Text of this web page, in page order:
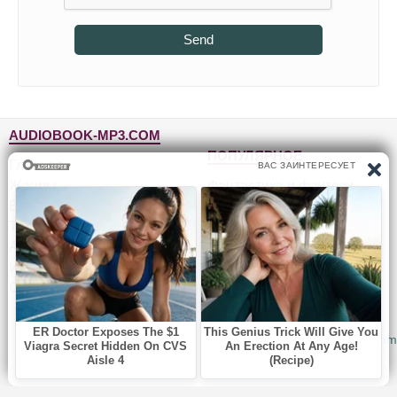
Send
AUDIOBOOK-MP3.COM
Главная
Жанры
Топ-100
Авторы
Исполнители
Обратная связь
ПОПУЛЯРНОЕ
Фантастика и фэнтези
Детективы, триллеры
Для детей
Роман, проза
Приключения
Юмор, сатира
© 2010-2026Audiobook-mp3.com